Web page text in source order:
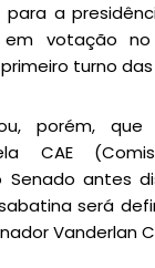
para a
em votação
turno
porém,
CAE
Senado antes
será
Vanderlan